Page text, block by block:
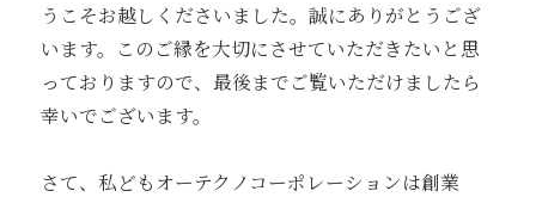
うこそお越しくださいました。誠にありがとうござ
います。このご縁を大切にさせていただきたいと思
っておりますので、最後までご覧いただけましたら
幸いでございます。
さて、私どもオーテクノコーポレーションは創業